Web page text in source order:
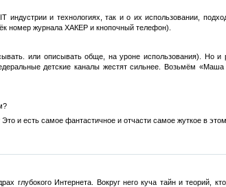
индустрии и технологиях, так и о их использовании,
номер журнала ХАКЕР и кнопочный телефон).
или описывать обще, на уроне использования). Hо и
детские каналы жестят сильнее. Возьмём
и есть самое фантастичное и отчасти самое жуткое в этом
Интернета. Вокруг него куча тайн и теорий,